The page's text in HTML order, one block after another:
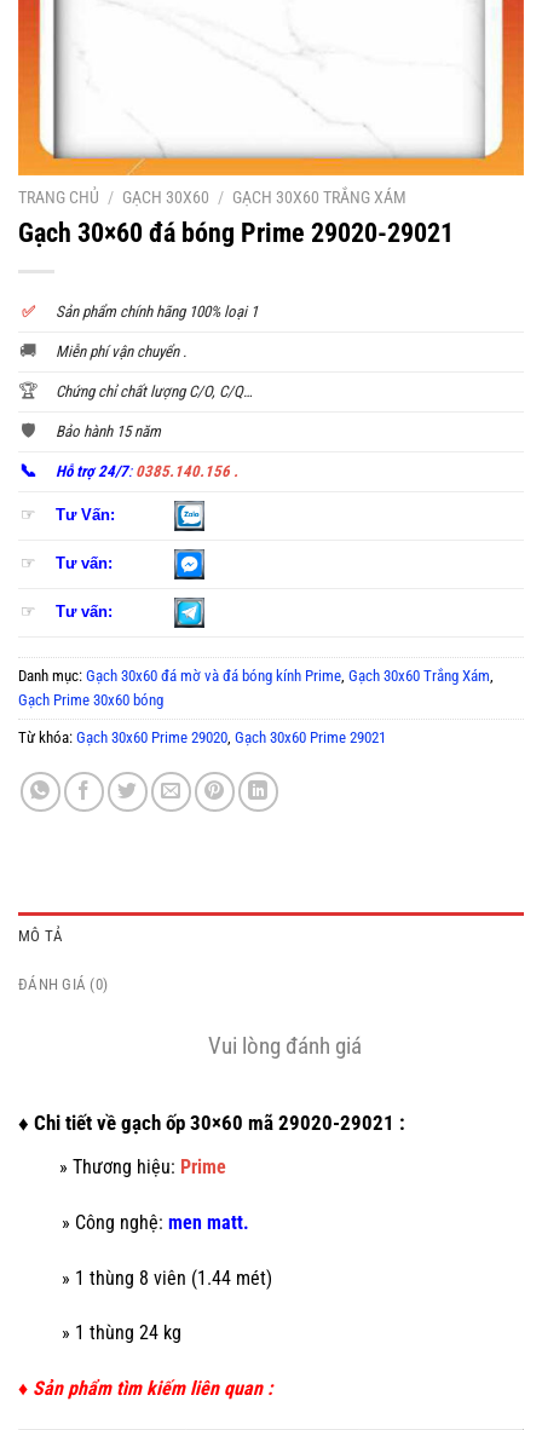
TRANG CHỦ / GẠCH 30X60 / GẠCH 30X60 TRẮNG XÁM
Gạch 30×60 đá bóng Prime 29020-29021
✅ Sản phẩm chính hãng 100% loại 1
🚚 Miễn phí vận chuyển .
🏆 Chứng chỉ chất lượng C/O, C/Q…
🛡️ Bảo hành 15 năm
📞 Hỗ trợ 24/7: 0385.140.156 .
☞ Tư Vấn:
☞ Tư vấn:
☞ Tư vấn:
Danh mục: Gạch 30x60 đá mờ và đá bóng kính Prime Gạch 30x60 Trắng Xám
Gạch Prime 30x60 bóng
Từ khóa: Gạch 30x60 Prime 29020 Gạch 30x60 Prime 29021
MÔ TẢ
ĐÁNH GIÁ (0)
Vui lòng đánh giá
♦ Chi tiết về gạch ốp 30×60 mã 29020-29021 :
» Thương hiệu: Prime
» Công nghệ: men matt.
» 1 thùng 8 viên (1.44 mét)
» 1 thùng 24 kg
♦ Sản phẩm tìm kiếm liên quan :